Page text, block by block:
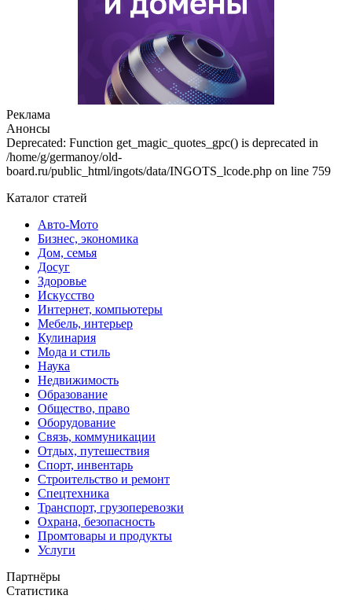
Реклама
Анонсы
Deprecated: Function get_magic_quotes_gpc() is deprecated in
/home/g/germanoy/old-
board.ru/public_html/ingots/data/INGOTS_lcode.php on line 759
Каталог статей
Авто-Мото
Бизнес, экономика
Дом, семья
Досуг
Здоровье
Искусство
Интернет, компьютеры
Мебель, интерьер
Кулинария
Мода и стиль
Наука
Недвижимость
Образование
Общество, право
Оборудование
Связь, коммуникации
Отдых, путешествия
Спорт, инвентарь
Строительство и ремонт
Спецтехника
Транспорт, грузоперевозки
Охрана, безопасность
Промтовары и продукты
Услуги
Партнёры
Статистика